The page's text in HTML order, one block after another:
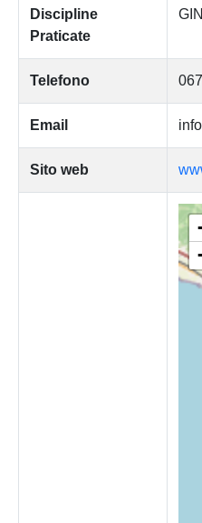
Discipline
Praticate
Telefono
Email
Sito web